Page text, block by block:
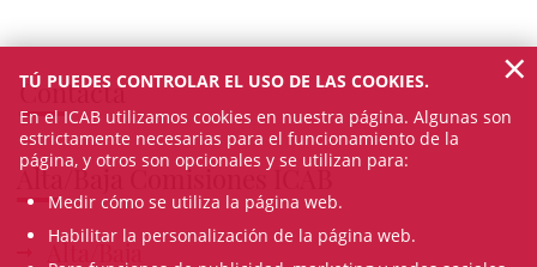
Contacta
Alta/Baja Comisiones ICAB
Alta/Baja
TÚ PUEDES CONTROLAR EL USO DE LAS COOKIES.
En el ICAB utilizamos cookies en nuestra página. Algunas son
estrictamente necesarias para el funcionamiento de la
página, y otros son opcionales y se utilizan para:
Medir cómo se utiliza la página web.
Habilitar la personalización de la página web.
×